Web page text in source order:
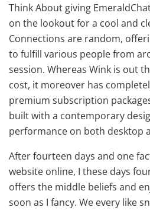
Think About giving
on the lookout for a cool and
Connections are random,
to fulfill various people from
session. Whereas Wink is out
cost, it moreover has
premium subscription
built with a contemporary
performance on both desktop
After fourteen days and one
website online, I these days
offers the middle beliefs and
soon as I fancy. We every like